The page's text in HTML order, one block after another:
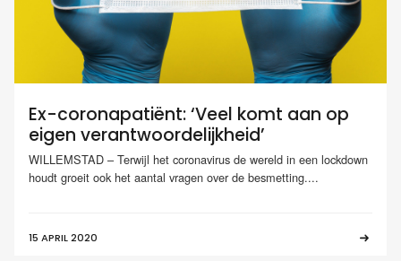
Ex-coronapatiënt: ‘Veel komt aan op
eigen verantwoordelijkheid’
WILLEMSTAD – Terwijl het coronavirus de wereld in een lockdown
houdt groeit ook het aantal vragen over de besmetting....
15 APRIL 2020